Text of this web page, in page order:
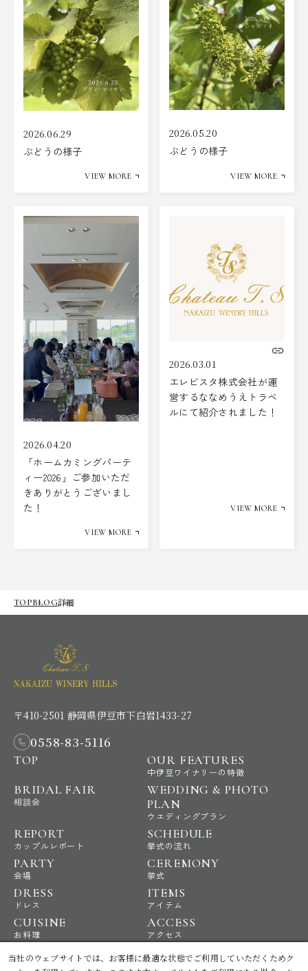
2026.06.29
ぶどうの様子
VIEW MORE
2026.05.20
ぶどうの様子
VIEW MORE
2026.04.20
「ホームカミングパーテ
ィー2026」ご参加いただ
きありがとうございまし
た！
VIEW MORE
2026.03.01
エレビスタ株式会社が運
営するななめうえトラベ
ルにて紹介されました！
VIEW MORE
TOPBLOG詳細
〒410-2501 静岡県伊豆市下白岩1433-27
0558-83-5116
TOP OUR FEATURES
中伊豆ワイナリーの特徴
BRIDAL FAIR
相談会
WEDDING & PHOTO
PLAN
ウエディングプラン
REPORT
カップルレポート
SCHEDULE
挙式の流れ
PARTY
会場
CEREMONY
挙式
DRESS
ドレス
ITEMS
アイテム
CUISINE
お料理
ACCESS
アクセス
NEWS
ニュース
STAFF BLOG
スタッフブログ
当社のウェブサイトでは、お客様に最適な状態でご利用していただくためク